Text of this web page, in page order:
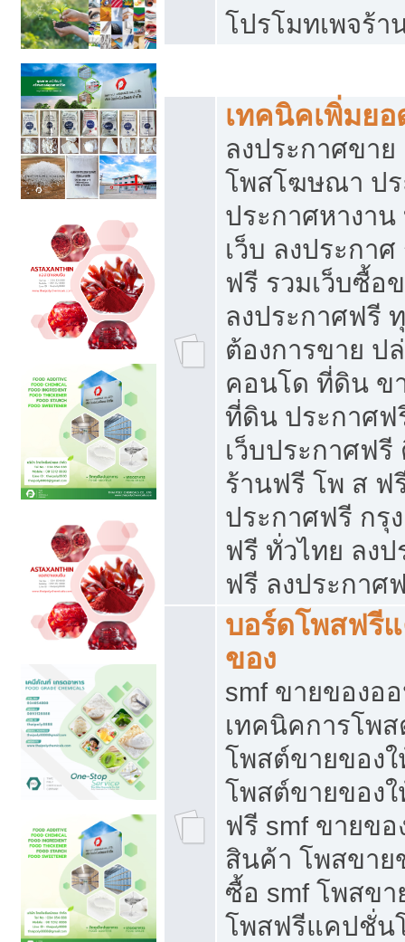
โปรโมทเพจร้า
เทคนิคเพิ่มย
ลงประกาศขา
โพสโฆษณา ป
ประกาศหางา
เว็บ ลงประกา
ฟรี รวมเว็บซื้อ
ลงประกาศฟรี
ต้องการขาย ป
คอนโด ที่ดิน ข
ที่ดิน ประกาศฟ
เว็บประกาศฟ
ร้านฟรี โพ ส ฟ
ประกาศฟรี กรุ
ฟรี ทั่วไทย ลง
ฟรี ลงประกาศ
บอร์ดโพสฟรี
ของ
smf ขายของอ
เทคนิคการโพ
โพสต์ขายของ
โพสต์ขายของ
ฟรี smf ขายข
สินค้า โพสขาย
ซื้อ smf โพสข
โพสฟรีแคปชั่น